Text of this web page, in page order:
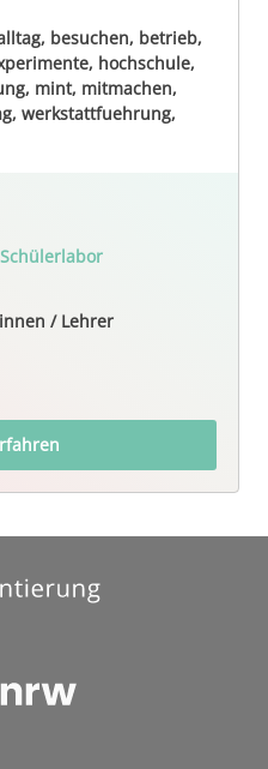
besuchen, betrieb,
hochschule,
mint, mitmachen,
werkstattfuehrung,
Schülerlabor
/ Lehrer